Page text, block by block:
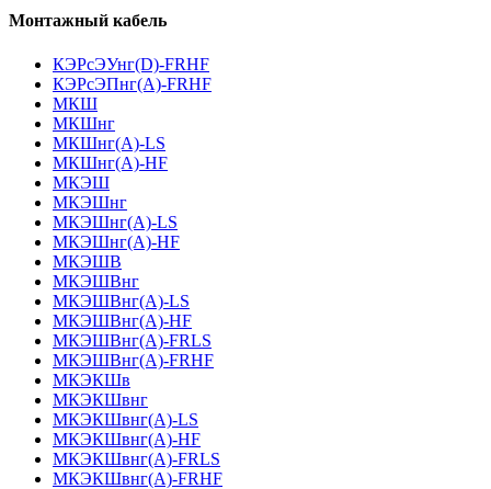
Монтажный кабель
КЭРсЭУнг(D)-FRHF
КЭРсЭПнг(А)-FRHF
МКШ
МКШнг
МКШнг(А)-LS
МКШнг(А)-HF
МКЭШ
МКЭШнг
МКЭШнг(А)-LS
МКЭШнг(А)-HF
МКЭШВ
МКЭШВнг
МКЭШВнг(А)-LS
МКЭШВнг(А)-HF
МКЭШВнг(А)-FRLS
МКЭШВнг(А)-FRHF
МКЭКШв
МКЭКШвнг
МКЭКШвнг(А)-LS
МКЭКШвнг(A)-HF
МКЭКШвнг(А)-FRLS
МКЭКШвнг(A)-FRHF